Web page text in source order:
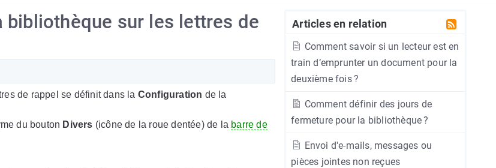
Articles en relation
Comment savoir si un lecteur est en
train d’emprunter un document pour la
deuxième fois ?
Comment définir des jours de
fermeture pour la bibliothèque ?
Envoi d'e-mails, messages ou
pièces jointes non reçues
bibliothèque sur les lettres de
de rappel se définit dans la Configuration de la
du bouton Divers (icône de la roue dentée) de la barre de